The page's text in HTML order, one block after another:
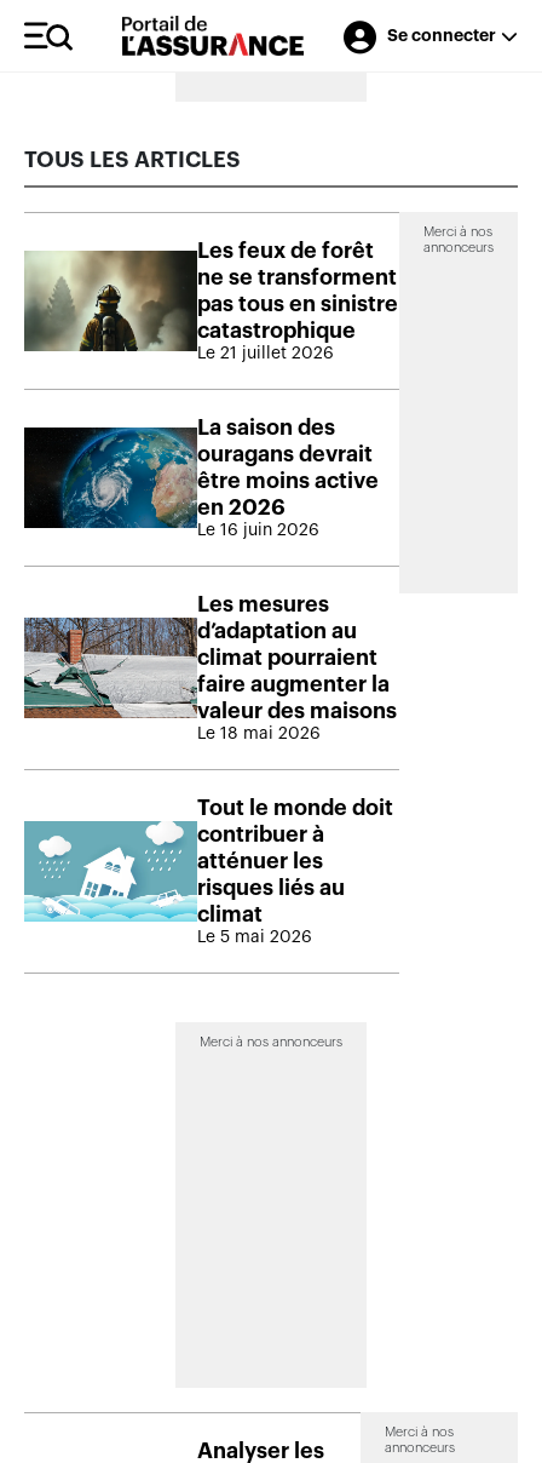
Se connecter
Merci à nos annonceurs
TOUS LES ARTICLES
Les feux de forêt
ne se transforment
pas tous en sinistre
catastrophique
Le 21 juillet 2026
La saison des
ouragans devrait
être moins active
en 2026
Le 16 juin 2026
Les mesures
d’adaptation au
climat pourraient
faire augmenter la
valeur des maisons
Le 18 mai 2026
Tout le monde doit
contribuer à
atténuer les
risques liés au
climat
Le 5 mai 2026
Merci à nos
annonceurs
Merci à nos annonceurs
Analyser les
Merci à nos
annonceurs